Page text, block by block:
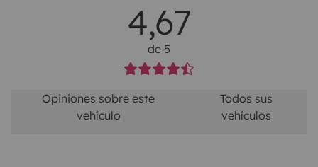
4,67
de 5
Opiniones sobre este
vehículo
Todos sus
vehículos